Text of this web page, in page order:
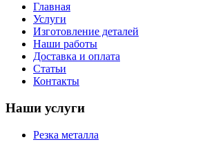
Главная
Услуги
Изготовление деталей
Наши работы
Доставка и оплата
Статьи
Контакты
Наши услуги
Резка металла